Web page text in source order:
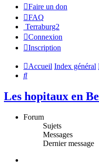
Faire un don
FAQ
Terraburg2
Connexion
Inscription
Accueil Index général
Rechercher
Les hopitaux en
Forum
Sujets
Messages
Dernier message